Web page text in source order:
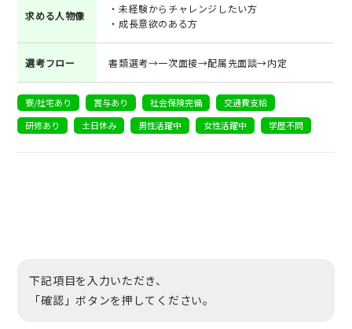
求める人物像
・未経験からチャレンジしたい方
・成長意欲のある方
選考フロー 書類選考→一次面接→配属先面談→内定
寮/社宅あり 賞与あり 社会保険完備
交通費支給
研修あり
土日休み 男性活躍中 女性活躍中 学歴不問
下記項目を入力いただき、
「確認」ボタンを押してください。